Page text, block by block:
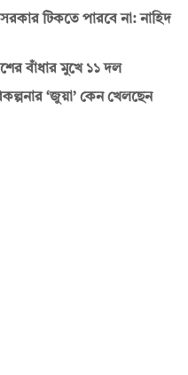
টিকতে পারবে না: নাহিদ
বাঁধার মুখে ১১ দল
‘জুয়া’ কেন খেলছেন